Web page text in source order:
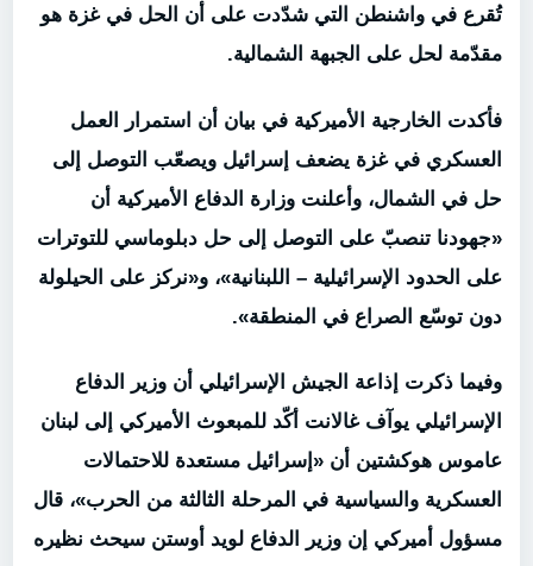
تُقرع في واشنطن التي شدّدت على أن الحل في غزة هو
مقدّمة لحل على الجبهة الشمالية.
فأكدت الخارجية الأميركية في بيان أن استمرار العمل
العسكري في غزة يضعف إسرائيل ويصعّب التوصل إلى
حل في الشمال، وأعلنت وزارة الدفاع الأميركية أن
«جهودنا تنصبّ على التوصل إلى حل دبلوماسي للتوترات
على الحدود الإسرائيلية – اللبنانية»، و«نركز على الحيلولة
دون توسّع الصراع في المنطقة».
وفيما ذكرت إذاعة الجيش الإسرائيلي أن وزير الدفاع
الإسرائيلي يوآف غالانت أكّد للمبعوث الأميركي إلى لبنان
عاموس هوكشتين أن «إسرائيل مستعدة للاحتمالات
العسكرية والسياسية في المرحلة الثالثة من الحرب»، قال
مسؤول أميركي إن وزير الدفاع لويد أوستن سيحث نظيره